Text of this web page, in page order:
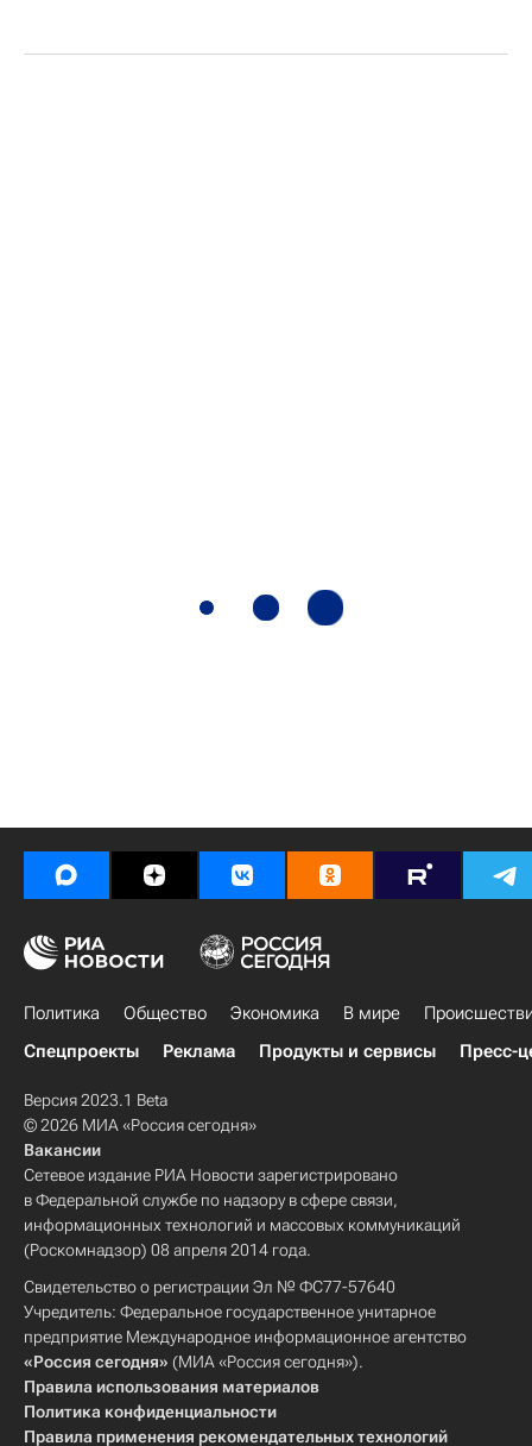
Политика Общество Экономика В мире
Спецпроекты
Реклама Продукты и сервисы Пресс-
Версия 2023.1 Beta
© 2026 МИА «Россия сегодня»
Вакансии
Сетевое издание РИА Новости зарегистрировано
в Федеральной службе по надзору в сфере связи,
информационных технологий и массовых коммуникаций
(Роскомнадзор) 08 апреля 2014 года.
Свидетельство о регистрации Эл № ФС77-57640
Учредитель: Федеральное государственное унитарное
предприятие Международное информационное агентство
«Россия сегодня» (МИА «Россия сегодня»).
Правила использования материалов
Политика конфиденциальности
Правила применения рекомендательных технологий